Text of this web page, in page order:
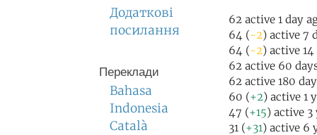
Додаткові
посилання
Переклади
Bahasa
Indonesia
Català
62 active 1 day
64 (-2) active 7
64 (-2) active
62 active 60
62 active 180
60 (+2) active 1
47 (+15) active 3
31 (+31) active 6